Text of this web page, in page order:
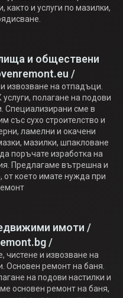
и услуги по мазилки,
и обществени
/
извозване на отпадъци.
полагане на подови
Специализирани сме в
със сухо строителство и
ламелни и окачени
мазилки, шпакловане
поръчате изработка на
Предлагаме вътрешна и
което имате нужда при
имоти /
/
чистене и извозване на
Основен ремонт на баня.
на подови настилки и
основен ремонт на баня,